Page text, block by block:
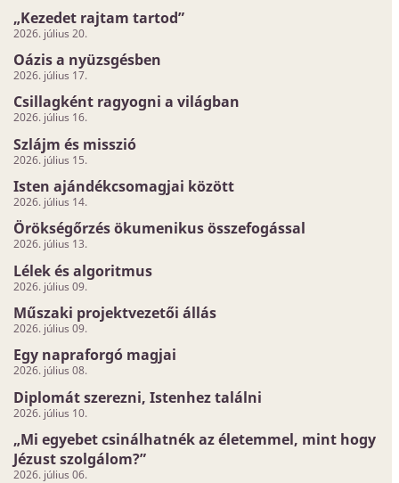
„Kezedet rajtam tartod”
2026. július 20.
Oázis a nyüzsgésben
2026. július 17.
Csillagként ragyogni a világban
2026. július 16.
Szlájm és misszió
2026. július 15.
Isten ajándékcsomagjai között
2026. július 14.
Örökségőrzés ökumenikus összefogással
2026. július 13.
Lélek és algoritmus
2026. július 09.
Műszaki projektvezetői állás
2026. július 09.
Egy napraforgó magjai
2026. július 08.
Diplomát szerezni, Istenhez találni
2026. július 10.
„Mi egyebet csinálhatnék az életemmel, mint hogy
Jézust szolgálom?”
2026. július 06.